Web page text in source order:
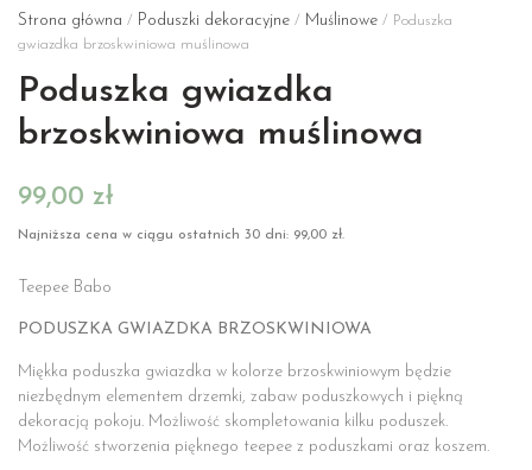
Strona główna / Poduszki dekoracyjne / Muślinowe / Poduszka
gwiazdka brzoskwiniowa muślinowa
Poduszka gwiazdka
brzoskwiniowa muślinowa
99,00 zł
Najniższa cena w ciągu ostatnich 30 dni: 99,00 zł.
Teepee Babo
PODUSZKA GWIAZDKA BRZOSKWINIOWA
Miękka poduszka gwiazdka w kolorze brzoskwiniowym będzie
niezbędnym elementem drzemki, zabaw poduszkowych i piękną
dekoracją pokoju. Możliwość skompletowania kilku poduszek.
Możliwość stworzenia pięknego teepee z poduszkami oraz koszem.